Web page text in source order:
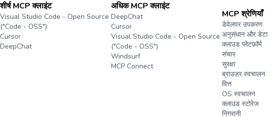
शीर्ष MCP क्लाइंट
Visual Studio Code - Open Source
("Code - OSS")
Cursor
DeepChat
अधिक MCP क्लाइंट
DeepChat
Cursor
Visual Studio Code - Open Source
("Code - OSS")
Windsurf
MCP Connect
MCP श्रेणियाँ
डेवेलपर उपकरण
अनुसंधान और डेटा
क्लाउड प्लेटफ़ॉर्म
संचार
सुरक्षा
ब्राउज़र स्वचालन
वित्त
OS स्वचालन
क्लाउड स्टोरेज
निगरानी